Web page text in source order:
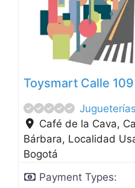
Anterior
Toysmart Calle 109
Jugueterías
Café de la Cava,
Bárbara, Localidad
Bogotá
Payment Types: